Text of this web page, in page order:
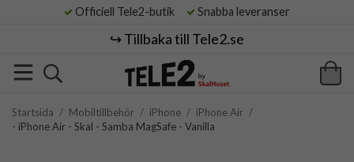
Officiell Tele2-butik Snabba leveranser
↪️ Tillbaka till Tele2.se
Startsida / Mobiltillbehör / iPhone / iPhone Air /
- iPhone Air - Skal - Samba MagSafe - Vanilla